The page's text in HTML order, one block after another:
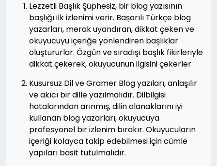
Lezzetli Başlık Şüphesiz, bir blog yazısının
başlığı ilk izlenimi verir. Başarılı Türkçe blog
yazarları, merak uyandıran, dikkat çeken ve
okuyucuyu içeriğe yönlendiren başlıklar
oluştururlar. Özgün ve sıradışı başlık fikirleriyle
dikkat çekerek, okuyucunun ilgisini çekerler.
Kusursuz Dil ve Gramer Blog yazıları, anlaşılır
ve akıcı bir dille yazılmalıdır. Dilbilgisi
hatalarından arınmış, dilin olanaklarını iyi
kullanan blog yazarları, okuyucuya
profesyonel bir izlenim bırakır. Okuyucuların
içeriği kolayca takip edebilmesi için cümle
yapıları basit tutulmalıdır.